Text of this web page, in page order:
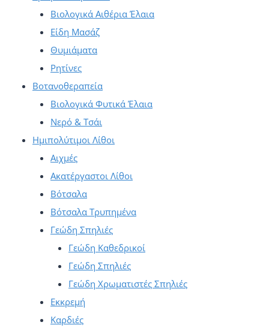
σελίδα
του
προϊόντος
Βιολογικά Αιθέρια Έλαια
Είδη Μασάζ
Θυμιάματα
Ρητίνες
Βοτανοθεραπεία
Βιολογικά Φυτικά Έλαια
Νερό & Τσάι
Ημιπολύτιμοι Λίθοι
Αιχμές
Ακατέργαστοι Λίθοι
Βότσαλα
Βότσαλα Τρυπημένα
Γεώδη Σπηλιές
Γεώδη Καθεδρικοί
Γεώδη Σπηλιές
Γεώδη Χρωματιστές Σπηλιές
Εκκρεμή
Καρδιές